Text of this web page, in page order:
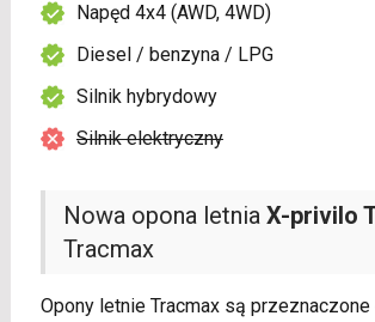
Nowa opona letnia X-privilo
Tracmax
Opony letnie Tracmax są
Napęd 4x4 (AWD, 4WD)
Diesel / benzyna / LPG
Silnik hybrydowy
Silnik elektryczny